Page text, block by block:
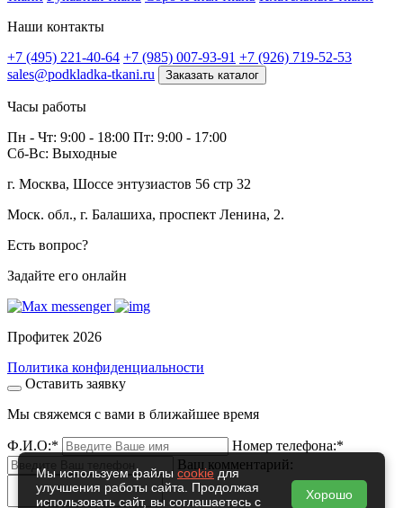
Наши контакты
+7 (495) 221-40-64 +7 (985) 007-93-91 +7 (926) 719-52-53
sales@podkladka-tkani.ru
Заказать каталог
Часы работы
Пн - Чт: 9:00 - 18:00 Пт: 9:00 - 17:00
Сб-Вс: Выходные
г. Москва, Шоссе энтузиастов 56 стр 32
Моск. обл., г. Балашиха, проспект Ленина, 2.
Есть вопрос?
Задайте его онлайн
Профитек 2026
Политика конфиденциальности
Оставить заявку
Мы свяжемся с вами в ближайшее время
Ф.И.О:* Номер телефона:*
Ваш комментарий:
Мы используем файлы cookieдля
улучшения работы сайта. Продолжая
использовать сайт, вы соглашаетесь с
Хорошо